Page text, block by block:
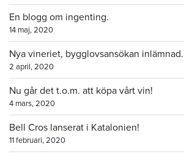
En blogg om ingenting.
14 maj, 2020
Nya vineriet, bygglovsansökan inlämnad.
2 april, 2020
Nu går det t.o.m. att köpa vårt vin!
4 mars, 2020
Bell Cros lanserat i Katalonien!
11 februari, 2020